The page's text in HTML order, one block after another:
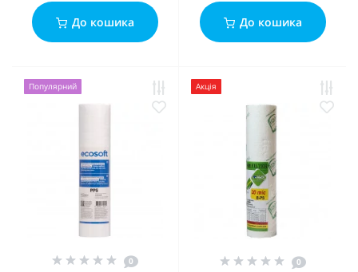
До кошика До кошика
Популярний
0
Акція
0